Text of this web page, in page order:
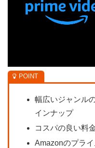
幅広いジャンル
インナップ
コスパの良い料
Amazonのプラ